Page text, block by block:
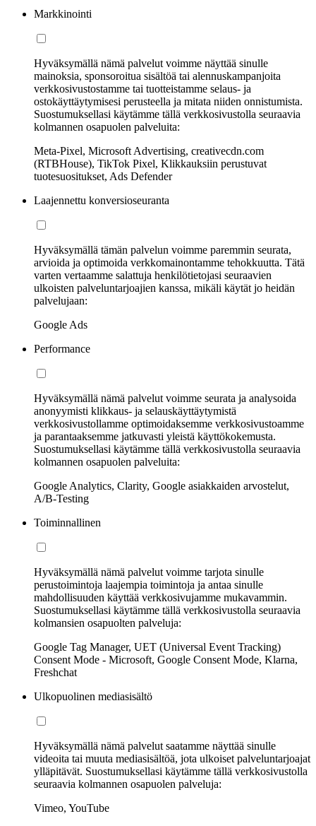
Markkinointi
Hyväksymällä nämä palvelut voimme näyttää sinulle
mainoksia, sponsoroitua sisältöä tai alennuskampanjoita
verkkosivustostamme tai tuotteistamme selaus- ja
ostokäyttäytymisesi perusteella ja mitata niiden onnistumista.
Suostumuksellasi käytämme tällä verkkosivustolla seuraavia
kolmannen osapuolen palveluita:
Meta-Pixel, Microsoft Advertising, creativecdn.com
(RTBHouse), TikTok Pixel, Klikkauksiin perustuvat
tuotesuositukset, Ads Defender
Laajennettu konversioseuranta
Hyväksymällä tämän palvelun voimme paremmin seurata,
arvioida ja optimoida verkkomainontamme tehokkuutta. Tätä
varten vertaamme salattuja henkilötietojasi seuraavien
ulkoisten palveluntarjoajien kanssa, mikäli käytät jo heidän
palvelujaan:
Google Ads
Performance
Hyväksymällä nämä palvelut voimme seurata ja analysoida
anonyymisti klikkaus- ja selauskäyttäytymistä
verkkosivustollamme optimoidaksemme verkkosivustoamme
ja parantaaksemme jatkuvasti yleistä käyttökokemusta.
Suostumuksellasi käytämme tällä verkkosivustolla seuraavia
kolmannen osapuolen palveluita:
Google Analytics, Clarity, Google asiakkaiden arvostelut,
A/B-Testing
Toiminnallinen
Hyväksymällä nämä palvelut voimme tarjota sinulle
perustoimintoja laajempia toimintoja ja antaa sinulle
mahdollisuuden käyttää verkkosivujamme mukavammin.
Suostumuksellasi käytämme tällä verkkosivustolla seuraavia
kolmansien osapuolten palveluja:
Google Tag Manager, UET (Universal Event Tracking)
Consent Mode - Microsoft, Google Consent Mode, Klarna,
Freshchat
Ulkopuolinen mediasisältö
Hyväksymällä nämä palvelut saatamme näyttää sinulle
videoita tai muuta mediasisältöä, jota ulkoiset palveluntarjoajat
ylläpitävät. Suostumuksellasi käytämme tällä verkkosivustolla
seuraavia kolmannen osapuolen palveluja:
Vimeo, YouTube